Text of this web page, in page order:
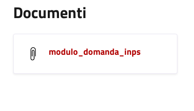
Documenti
modulo_domanda_inps